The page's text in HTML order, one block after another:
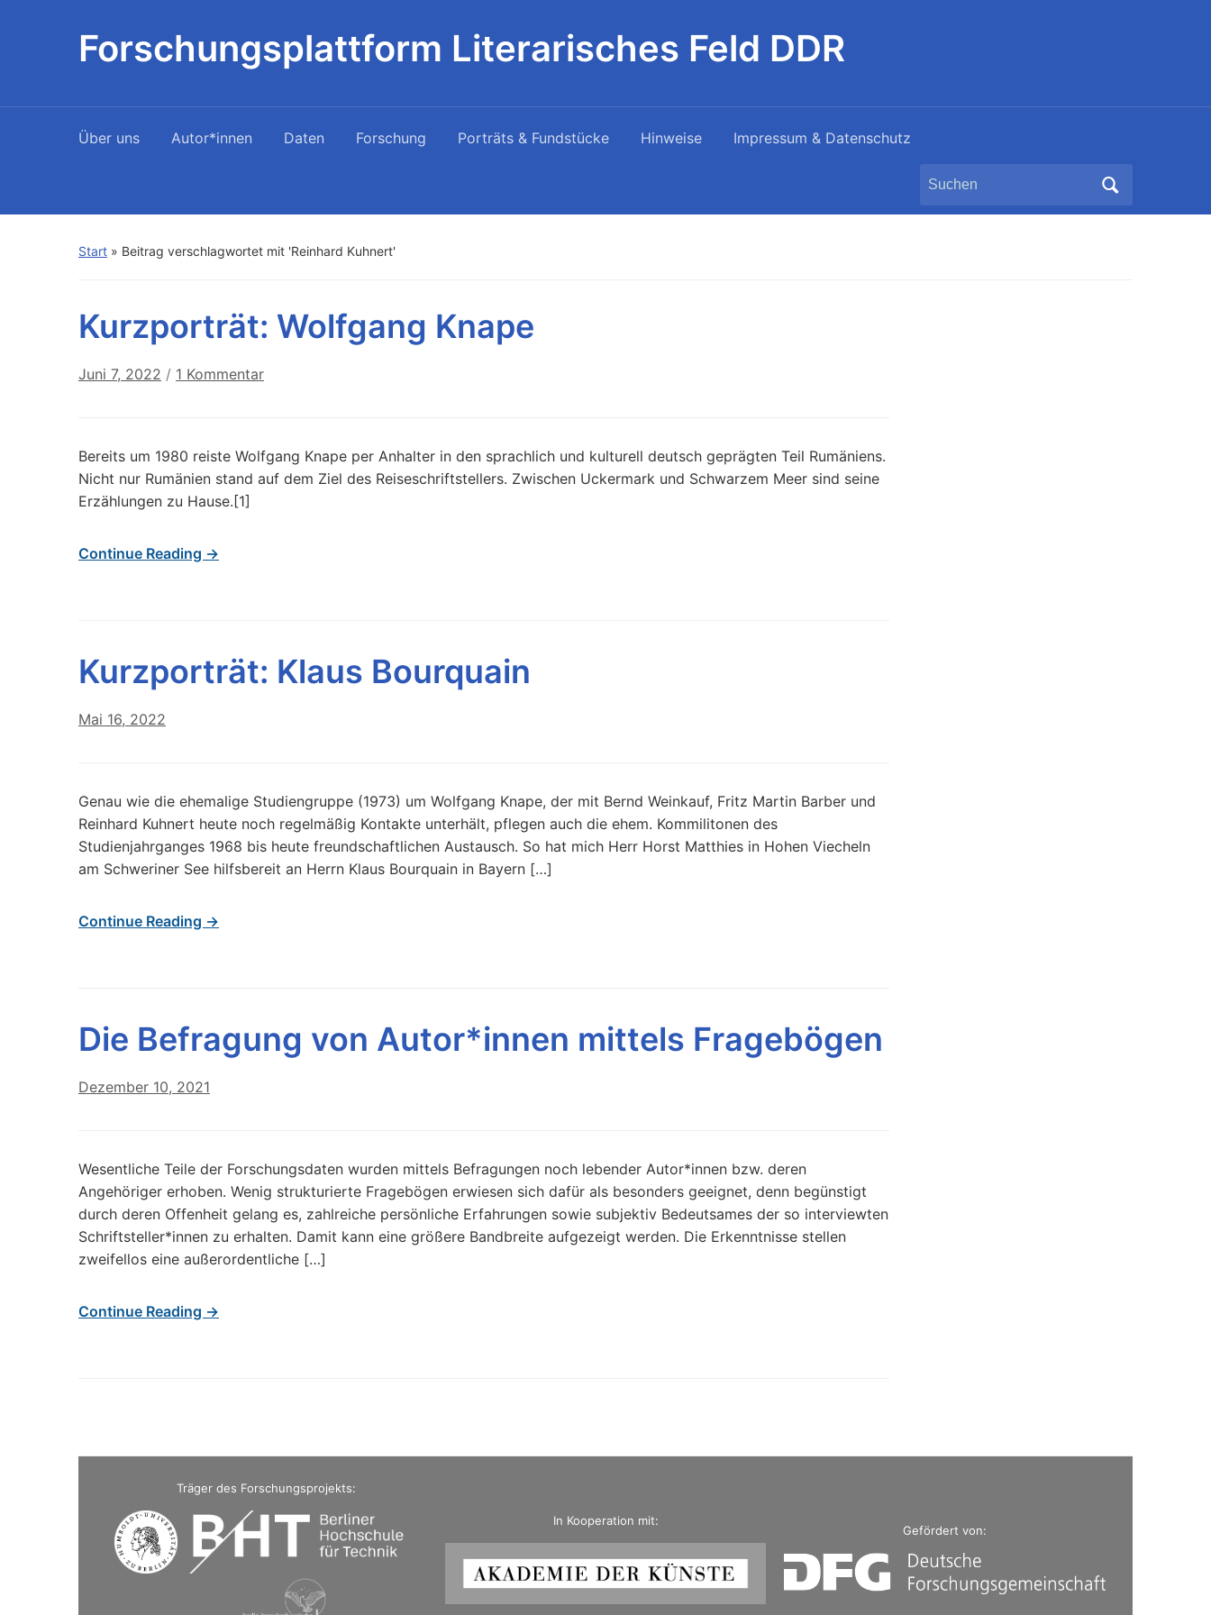
Forschungsplattform Literarisches Feld DDR
Über uns Autor*innen Daten Forschung Porträts & Fundstücke Hinweise Impressum & Datenschutz
Search
Start » Beitrag verschlagwortet mit 'Reinhard Kuhnert'
Kurzporträt: Wolfgang Knape
Juni 7, 2022 / 1 Kommentarzu
Bereits um 1980 reiste Wolfgang Knape per Anhalter in den sprachlich und kulturell deutsch geprägten Teil Rumäniens.
Nicht nur Rumänien stand auf dem Ziel des Reiseschriftstellers. Zwischen Uckermark und Schwarzem Meer sind seine
Erzählungen zu Hause.[1]
Continue Reading →
Kurzporträt: Klaus Bourquain
Mai 16, 2022
Genau wie die ehemalige Studiengruppe (1973) um Wolfgang Knape, der mit Bernd Weinkauf, Fritz Martin Barber und
Reinhard Kuhnert heute noch regelmäßig Kontakte unterhält, pflegen auch die ehem. Kommilitonen des
Studienjahrganges 1968 bis heute freundschaftlichen Austausch. So hat mich Herr Horst Matthies in Hohen Viecheln
am Schweriner See hilfsbereit an Herrn Klaus Bourquain in Bayern […]
Continue Reading →
Die Befragung von Autor*innen mittels Fragebögen
Dezember 10, 2021
Wesentliche Teile der Forschungsdaten wurden mittels Befragungen noch lebender Autor*innen bzw. deren
Angehöriger erhoben. Wenig strukturierte Fragebögen erwiesen sich dafür als besonders geeignet, denn begünstigt
durch deren Offenheit gelang es, zahlreiche persönliche Erfahrungen sowie subjektiv Bedeutsames der so interviewten
Schriftsteller*innen zu erhalten. Damit kann eine größere Bandbreite aufgezeigt werden. Die Erkenntnisse stellen
zweifellos eine außerordentliche […]
Continue Reading →
Träger des Forschungsprojekts:
In Kooperation mit:
Gefördert von: